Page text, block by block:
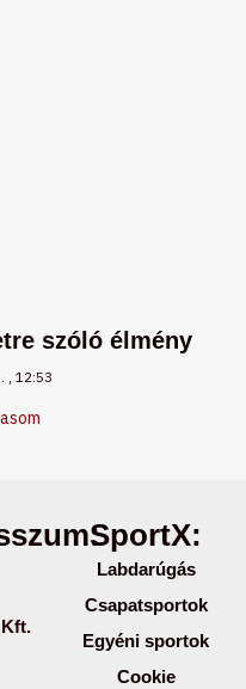
szóló élmény
12:53
SportX:
Labdarúgás
Csapatsportok
Egyéni sportok
Cookie